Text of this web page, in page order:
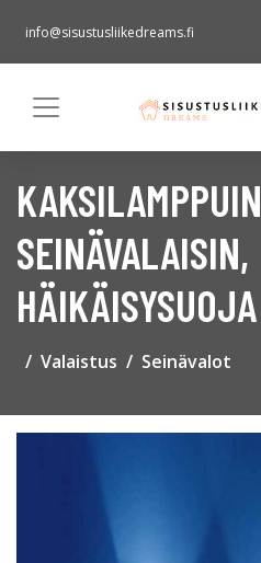
info@sisustusliikedreams.fi
SEINÄVALAISIN,
HÄIKÄISYSUOJA
Valaistus Seinävalot